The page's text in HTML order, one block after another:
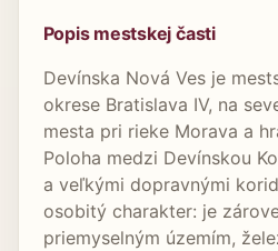
Popis mestskej časti
Devínska Nová Ves je
okrese Bratislava IV, na
mesta pri rieke Morava a
Poloha medzi Devínskou
a veľkými dopravnými
osobitý charakter: je
priemyselným územím,